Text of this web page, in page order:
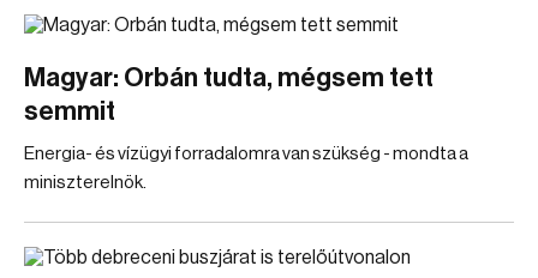
Magyar: Orbán tudta, mégsem tett
semmit
Energia- és vízügyi forradalomra van szükség - mondta a
miniszterelnök.